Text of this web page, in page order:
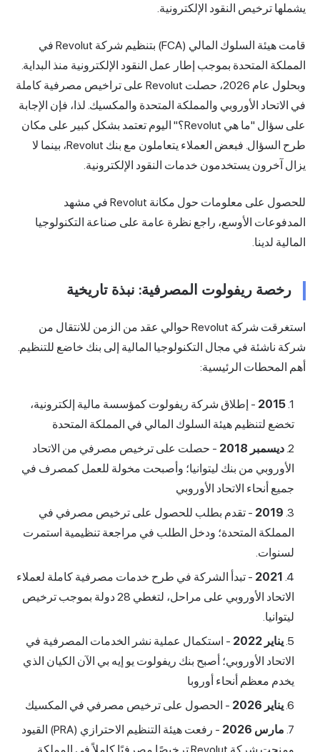
يشملها ترخيص النقود الإلكترونية.
قامت هيئة السلوك المالي (FCA) بتنظيم شركة Revolut في
المملكة المتحدة بموجب إطار عمل النقود الإلكترونية منذ البداية.
وبحلول عام 2026، حصلت Revolut على تراخيص مصرفية كاملة
في الاتحاد الأوروبي والمملكة المتحدة والمكسيك. لذا، فإن الإجابة
على سؤال "ما هي Revolut؟" اليوم تعتمد بشكل كبير على مكان
طرح السؤال. فبعض العملاء يتعاملون مع بنك Revolut، بينما لا
يزال آخرون يستخدمون خدمات النقود الإلكترونية.
للحصول على معلومات حول مكانة Revolut في مشهد
المدفوعات الأوسع، راجع نظرة عامة على صناعة التكنولوجيا
المالية لدينا.
رخصة ريفولوت المصرفية: نبذة تاريخية
استغرقت شركة Revolut حوالي عقد من الزمن للانتقال من
شركة ناشئة في مجال التكنولوجيا المالية إلى بنك خاضع للتنظيم.
أهم المحطات الرئيسية:
2015 - إطلاق شركة ريفولوت كمؤسسة مالية إلكترونية،
تخضع لتنظيم هيئة السلوك المالي في المملكة المتحدة
ديسمبر 2018
- حصلت على ترخيص مصرفي من الاتحاد
الأوروبي من بنك ليتوانيا؛ وأصبحت مخولة للعمل كمصرف في
جميع أنحاء الاتحاد الأوروبي
2019 - تقدم بطلب للحصول على ترخيص مصرفي في
المملكة المتحدة؛ ودخل الطلب في مراجعة تنظيمية استمرت
لسنوات.
2021 - تبدأ الشركة في طرح خدمات مصرفية كاملة لعملاء
الاتحاد الأوروبي على مراحل، لتغطي 28 دولة بموجب ترخيص
ليتوانيا.
يناير 2022
- استكمال عملية نشر الخدمات المصرفية في
الاتحاد الأوروبي؛ أصبح بنك ريفولوت يو إيه بي الآن الكيان الذي
يخدم معظم أنحاء أوروبا
يناير 2026
- الحصول على ترخيص مصرفي في المكسيك
مارس 2026
- رفعت هيئة التنظيم الاحترازي (PRA) القيود